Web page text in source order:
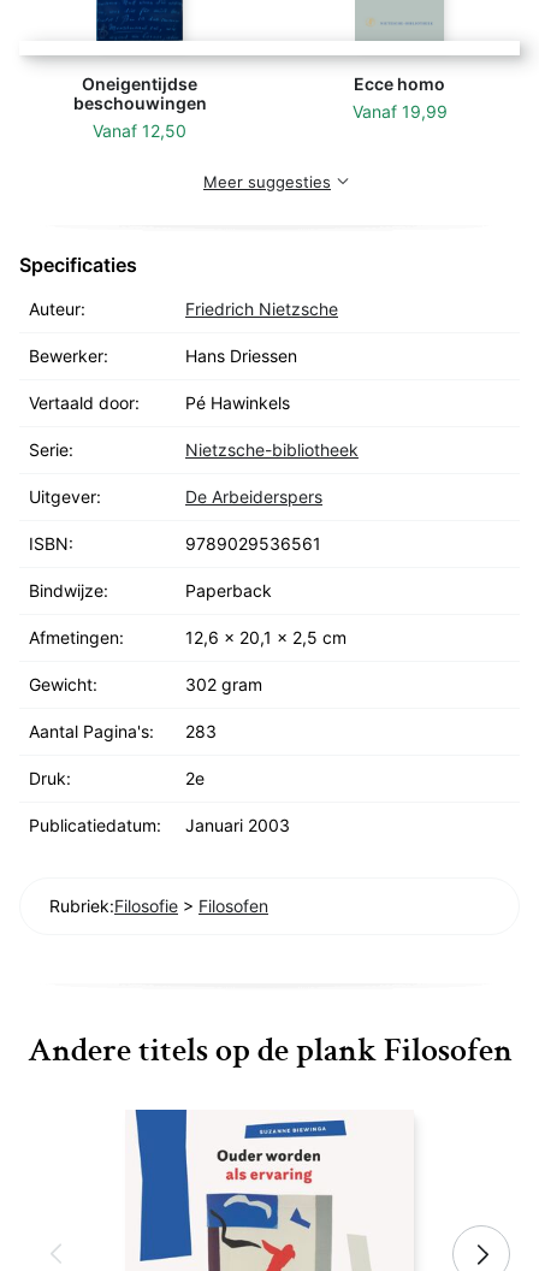
Oneigentijdse
beschouwingen
Vanaf 12,50
Ecce homo
Vanaf 19,99
Meer suggesties
Specificaties
Auteur: Friedrich Nietzsche
Bewerker: Hans Driessen
Vertaald door: Pé Hawinkels
Serie: Nietzsche-bibliotheek
Uitgever: De Arbeiderspers
ISBN: 9789029536561
Bindwijze: Paperback
Afmetingen: 12,6 x 20,1 x 2,5 cm
Gewicht: 302 gram
Aantal Pagina's: 283
Druk: 2e
Publicatiedatum: Januari 2003
Rubriek:Filosofie > Filosofen
Andere titels op de plank Filosofen